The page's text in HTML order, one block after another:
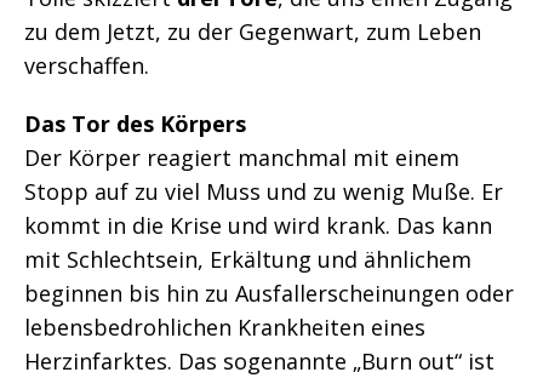
zu dem Jetzt, zu der Gegenwart, zum Leben
verschaffen.
Das Tor des Körpers
Der Körper reagiert manchmal mit einem
Stopp auf zu viel Muss und zu wenig Muße. Er
kommt in die Krise und wird krank. Das kann
mit Schlechtsein, Erkältung und ähnlichem
beginnen bis hin zu Ausfallerscheinungen oder
lebensbedrohlichen Krankheiten eines
Herzinfarktes. Das sogenannte „Burn out“ ist